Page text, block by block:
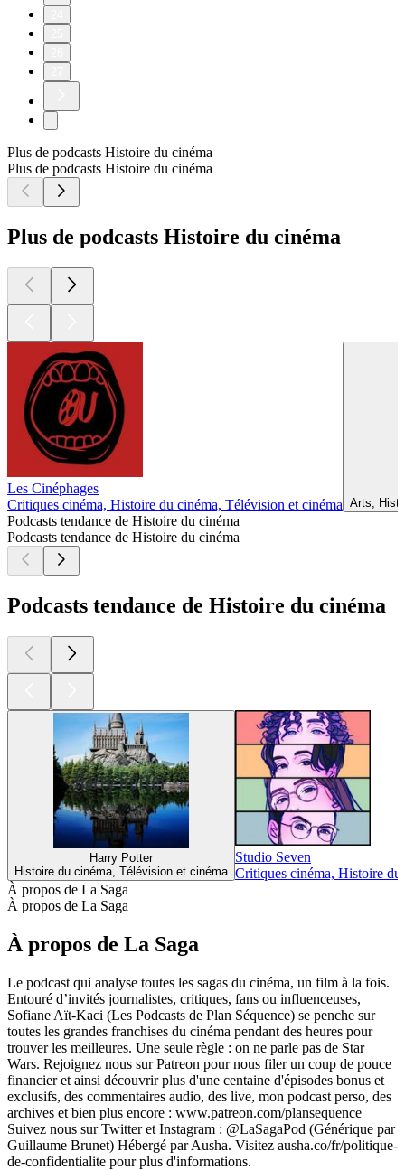
Plus de podcasts Histoire du cinéma
Plus de podcasts Histoire du cinéma
Plus de podcasts Histoire du cinéma
Les Cinéphages
Critiques cinéma, Histoire du cinéma, Télévision et cinéma Arts,
Podcasts tendance de Histoire du cinéma
Podcasts tendance de Histoire du cinéma
Podcasts tendance de Histoire du cinéma
Harry Potter
Histoire du cinéma, Télévision et cinéma
Studio Seven
Critiques cinéma, Histoire
À propos de La Saga
À propos de La Saga
À propos de La Saga
Le podcast qui analyse toutes les sagas du cinéma, un film à la fois.
Entouré d’invités journalistes, critiques, fans ou influenceuses,
Sofiane Aït-Kaci (Les Podcasts de Plan Séquence) se penche sur
toutes les grandes franchises du cinéma pendant des heures pour
trouver les meilleures. Une seule règle : on ne parle pas de Star
Wars. Rejoignez nous sur Patreon pour nous filer un coup de pouce
financier et ainsi découvrir plus d'une centaine d'épisodes bonus et
exclusifs, des commentaires audio, des live, mon podcast perso, des
archives et bien plus encore : www.patreon.com/plansequence
Suivez nous sur Twitter et Instagram : @LaSagaPod (Générique par
Guillaume Brunet) Hébergé par Ausha. Visitez ausha.co/fr/politique-
de-confidentialite pour plus d'informations.